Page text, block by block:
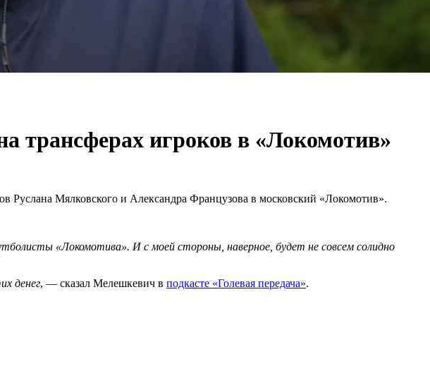
трансферах игроков в «Локомотив»
Руслана Мялковского и Александра Французова в московский «Локомотив».
«Локомотива». И с моей стороны, наверное, будет не совсем солидно
денег, — сказал Мелешкевич в подкасте «Голевая передача».